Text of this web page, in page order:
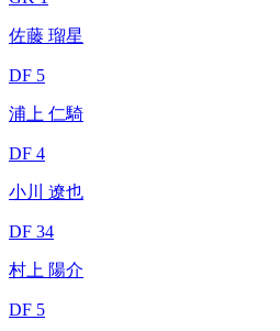
佐藤 瑠星
DF 5
浦上 仁騎
DF 4
小川 遼也
DF 34
村上 陽介
DF 5